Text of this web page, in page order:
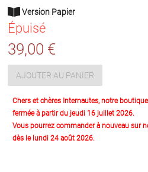
Version Papier
Épuisé
39,00 €
AJOUTER AU PANIER
Chers et chères Internautes, notre
fermée à partir du jeudi 16 juillet 2026.
Vous pourrez commander à nouveau sur
dès le lundi 24 août 2026.